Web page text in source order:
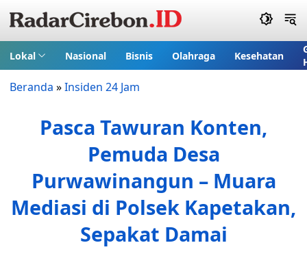
Lokal Nasional Bisnis Olahraga Kesehatan
Beranda »Insiden 24 Jam
Pasca Tawuran Konten,
Pemuda Desa
Purwawinangun – Muara
Mediasi di Polsek Kapetakan,
Sepakat Damai